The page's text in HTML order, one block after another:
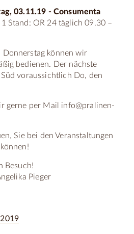
03.11.19 - Consumenta
Stand: OR 24 täglich 09.30 –
Donnerstag können wir
bedienen. Der nächste
voraussichtlich Do, den
gerne per Mail info@pralinen-
Sie bei den Veranstaltungen
Besuch!
Pieger